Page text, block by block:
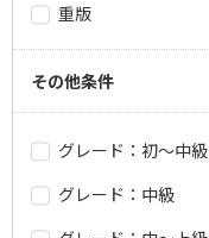
重版
その他条件
グレード：初～中級
グレード：中級